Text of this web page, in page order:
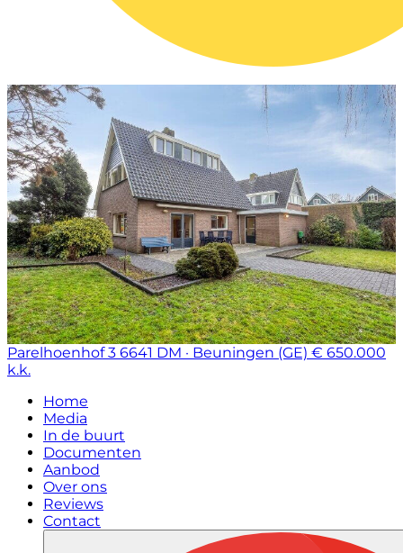
Parelhoenhof 3 6641 DM · Beuningen (GE) € 650.000
k.k.
Home
Media
In de buurt
Documenten
Aanbod
Over ons
Reviews
Contact